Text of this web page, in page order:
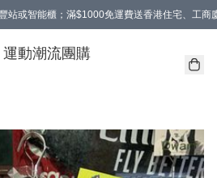
站或智能櫃；滿$1000免運費送香港住宅、工商
動潮流團購